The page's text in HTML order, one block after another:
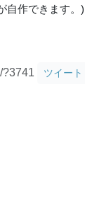
自作できます。)
?3741 ツイート